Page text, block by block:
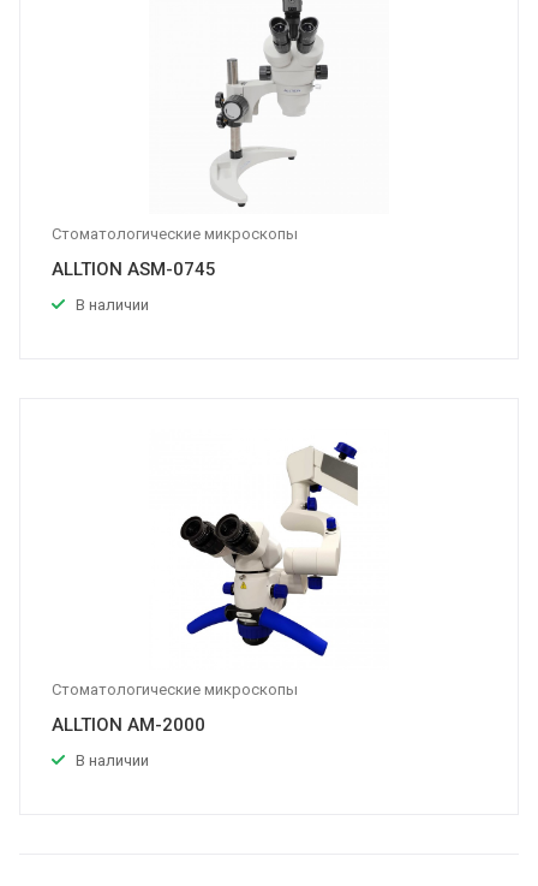
Стоматологические микроскопы
ALLTION ASM-0745
В наличии
Стоматологические микроскопы
ALLTION AM-2000
В наличии